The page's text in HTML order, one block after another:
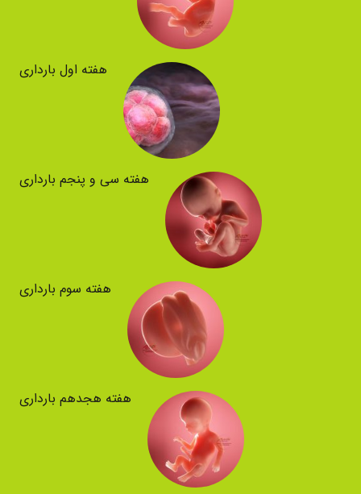
هفته اول بارداری
هفته سی و پنجم بارداری
هفته سوم بارداری
هفته هجدهم بارداری